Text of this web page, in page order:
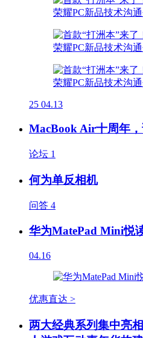
25 04.13
MacBook Air十周年
论坛 1
何为单反相机
问答 4
华为MatePad Mini悦
04.16
优惠直达 >
两大经典系列集中亮